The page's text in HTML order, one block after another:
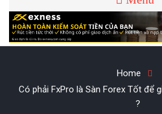
Home
Có phải FxPro là Sàn Forex Tốt để
?